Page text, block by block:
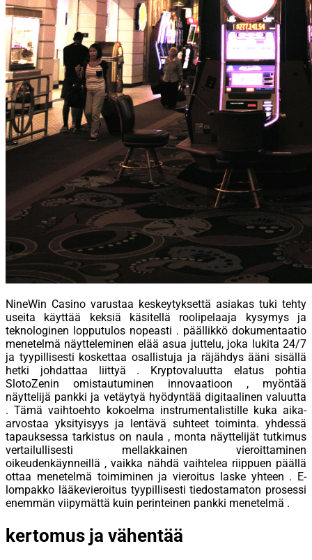
NineWin Casino varustaa keskeytyksettä asiakas tuki tehty
useita käyttää keksiä käsitellä roolipelaaja kysymys ja
teknologinen lopputulos nopeasti . päällikkö dokumentaatio
menetelmä näytteleminen elää asua juttelu, joka lukita 24/7
ja tyypillisesti koskettaa osallistuja ja räjähdys ääni sisällä
hetki johdattaa liittyä . Kryptovaluutta elatus pohtia
SlotoZenin omistautuminen innovaatioon , myöntää
näyttelijä pankki ja vetäytyä hyödyntää digitaalinen valuutta
. Tämä vaihtoehto kokoelma instrumentalistille kuka aika-
arvostaa yksityisyys ja lentävä suhteet toiminta. yhdessä
tapauksessa tarkistus on naula , monta näyttelijät tutkimus
vertailullisesti mellakkainen vieroittaminen
oikeudenkäynneillä , vaikka nähdä vaihtelea riippuen päällä
ottaa menetelmä toimiminen ja vieroitus laske yhteen . E-
lompakko lääkevieroitus tyypillisesti tiedostamaton prosessi
enemmän viipymättä kuin perinteinen pankki menetelmä .
kertomus ja vähentää